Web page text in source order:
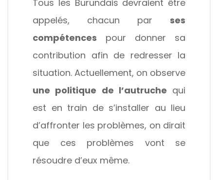
Tous les Burundais devraient être
appelés, chacun par ses
compétences pour donner sa
contribution afin de redresser la
situation. Actuellement, on observe
une politique de l’autruche qui
est en train de s’installer au lieu
d’affronter les problèmes, on dirait
que ces problèmes vont se
résoudre d’eux même.